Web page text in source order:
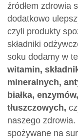
źródłem zdrowia
dodatkowo
czyli produkty
składniki
soku dodamy w
witamin,
mineralnych,
białka,
tłuszczowych,
naszego zdrowia.
spożywane na